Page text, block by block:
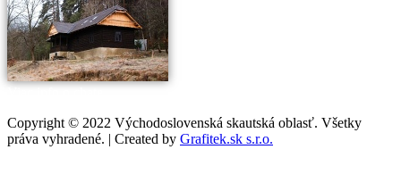
Copyright © 2022 Východoslovenská skautská oblasť. Všetky
práva vyhradené. | Created by Grafitek.sk s.r.o.